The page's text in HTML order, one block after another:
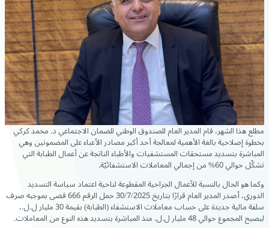
مطلع هذا الشهر، قام المدير العام للصندوق الوطني للضمان الاجتماعي د. محمد كركي
بخطوةإصلاحية بالغة الأهمية لمعالجة أحد أكبر مصادر الأعباء على المضمونين وهي
المباشرة بتسديد مستحقات المستشفيات والأطباء الناتجة عن أعمال الطبابة التي
تشكّل حوالي 60% من إجمالي المعاملات الاستشفائيّة.
وكما هو الحال بالنسبة للأعمال الجراحية المقطوعة لناحية اعتماد سياسة التسديد
الدوري، أصدر المدير العام قرارًا بتاريخ 30/7/2025 حمل الرقم 666 قضى بموجبه صرف
سلفة مالية جديدة على حساب معاملات الاستشفاء (الطبابة) بقيمة 30 مليار ل.ل.،
ليصبح المجموع حوالي 48 مليار ل.ل. منذ المباشرة بتسديد هذه النوع من المعاملات.